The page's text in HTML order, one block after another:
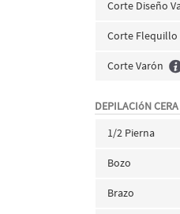
Corte Diseño
Corte Flequillo
Corte Varón
DEPILACIóN CERA
1/2 Pierna
Bozo
Brazo